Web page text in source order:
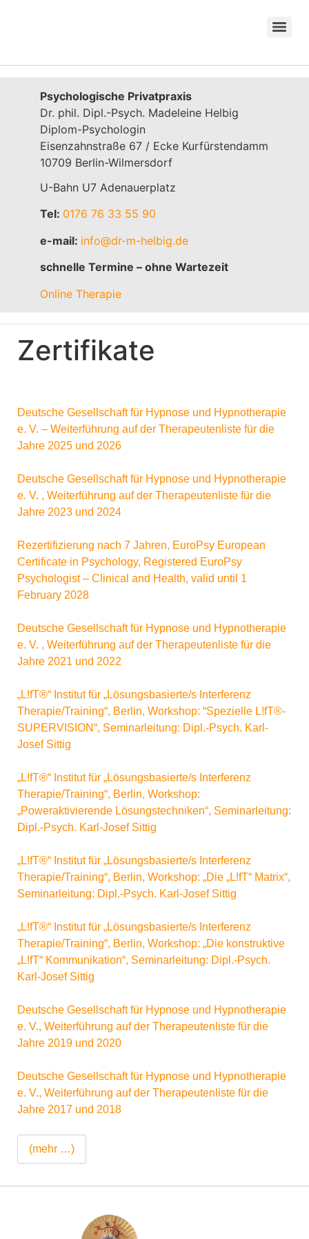
Psychologische Privatpraxis
Dr. phil. Dipl.-Psych. Madeleine Helbig
Diplom-Psychologin
Eisenzahnstraße 67 / Ecke Kurfürstendamm
10709 Berlin-Wilmersdorf
U-Bahn U7 Adenauerplatz
Tel: 0176 76 33 55 90
e-mail: info@dr-m-helbig.de
schnelle Termine – ohne Wartezeit
Online Therapie
Zertifikate
Deutsche Gesellschaft für Hypnose und Hypnotherapie
e. V. – Weiterführung auf der Therapeutenliste für die
Jahre 2025 und 2026
Deutsche Gesellschaft für Hypnose und Hypnotherapie
e. V. , Weiterführung auf der Therapeutenliste für die
Jahre 2023 und 2024
Rezertifizierung nach 7 Jahren, EuroPsy European
Certificate in Psychology, Registered EuroPsy
Psychologist – Clinical and Health, valid until 1
February 2028
Deutsche Gesellschaft für Hypnose und Hypnotherapie
e. V. , Weiterführung auf der Therapeutenliste für die
Jahre 2021 und 2022
„L!fT®“ Institut für „Lösungsbasierte/s Interferenz
Therapie/Training“, Berlin, Workshop: “Spezielle L!fT®-
SUPERVISION“, Seminarleitung: Dipl.-Psych. Karl-
Josef Sittig
„L!fT®“ Institut für „Lösungsbasierte/s Interferenz
Therapie/Training“, Berlin, Workshop:
„Poweraktivierende Lösungstechniken“, Seminarleitung:
Dipl.-Psych. Karl-Josef Sittig
„L!fT®“ Institut für „Lösungsbasierte/s Interferenz
Therapie/Training“, Berlin, Workshop: „Die „L!fT“ Matrix“,
Seminarleitung: Dipl.-Psych. Karl-Josef Sittig
„L!fT®“ Institut für „Lösungsbasierte/s Interferenz
Therapie/Training“, Berlin, Workshop: „Die konstruktive
„L!fT“ Kommunikation“, Seminarleitung: Dipl.-Psych.
Karl-Josef Sittig
Deutsche Gesellschaft für Hypnose und Hypnotherapie
e. V., Weiterführung auf der Therapeutenliste für die
Jahre 2019 und 2020
Deutsche Gesellschaft für Hypnose und Hypnotherapie
e. V., Weiterführung auf der Therapeutenliste für die
Jahre 2017 und 2018